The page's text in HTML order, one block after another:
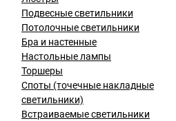
Подвесные светильники
Потолочные светильники
Бра и настенные
Настольные лампы
Торшеры
Споты (точечные накладные
светильники)
Встраиваемые светильники